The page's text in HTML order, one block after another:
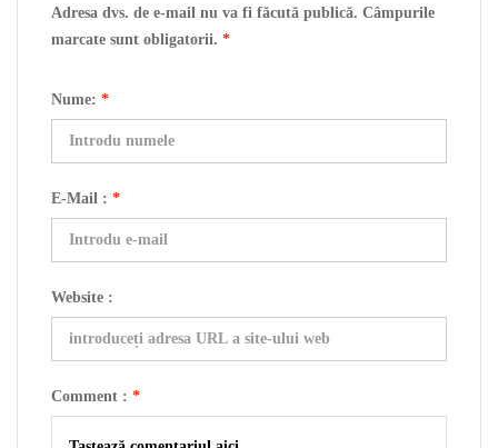
Adresa dvs. de e-mail nu va fi făcută publică. Câmpurile
marcate sunt obligatorii. *
Nume: *
E-Mail : *
Website :
Comment : *